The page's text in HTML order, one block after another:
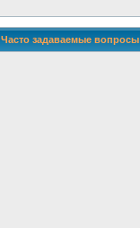
Часто задаваемые вопросы